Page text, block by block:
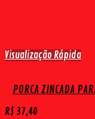
Visualização Rápida
PORCA ZINCADA
R$ 37,40